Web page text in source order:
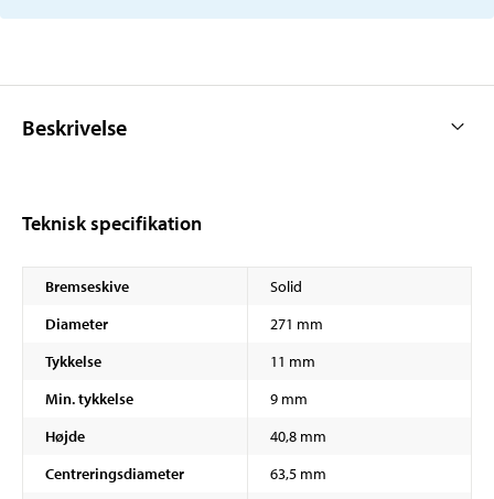
Beskrivelse
Teknisk specifikation
Bremseskive
Solid
Diameter
271 mm
Tykkelse
11 mm
Min. tykkelse
9 mm
Højde
40,8 mm
Centreringsdiameter
63,5 mm